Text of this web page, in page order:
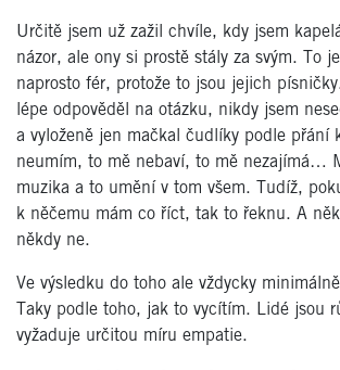
Určitě jsem už zažil chvíle, kdy jsem
názor, ale ony si prostě stály za svým. To
naprosto fér, protože to jsou jejich
lépe odpověděl na otázku, nikdy jsem
a vyloženě jen mačkal čudlíky podle přání
neumím, to mě nebaví, to mě nezajímá…
muzika a to umění v tom všem. Tudíž,
k něčemu mám co říct, tak to řeknu. A
někdy ne.
Ve výsledku do toho ale vždycky
Taky podle toho, jak to vycítím. Lidé jsou
vyžaduje určitou míru empatie.